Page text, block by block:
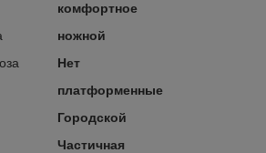
комфортное
ножной
Нет
платформенные
Городской
Частичная